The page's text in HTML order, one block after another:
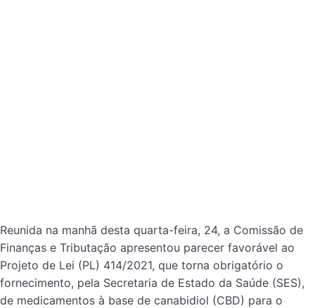
Reunida na manhã desta quarta-feira, 24, a Comissão de
Finanças e Tributação apresentou parecer favorável ao
Projeto de Lei (PL) 414/2021, que torna obrigatório o
fornecimento, pela Secretaria de Estado da Saúde (SES),
de medicamentos à base de canabidiol (CBD) para o